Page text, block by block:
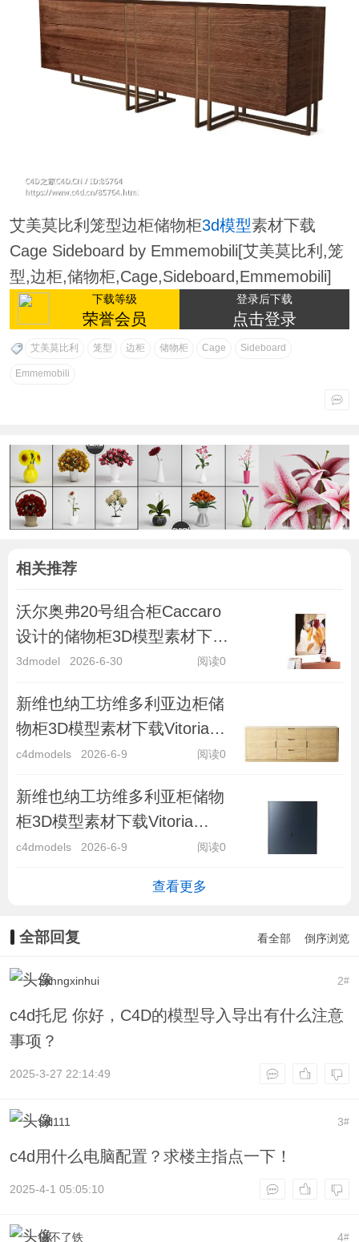
艾美莫比利笼型边柜储物柜3d模型素材下载
Cage Sideboard by Emmemobili[艾美莫比利,笼
型,边柜,储物柜,Cage,Sideboard,Emmemobili]
下载等级
荣誉会员
登录后下载
点击登录
艾美莫比利 笼型 边柜 储物柜 Cage Sideboard
Emmemobili
相关推荐
沃尔奥弗20号组合柜Caccaro
设计的储物柜3D模型素材下载
Wallover Cabinet
3dmodel 2026-6-30 阅读0
新维也纳工坊维多利亚边柜储
物柜3D模型素材下载Vitoria
Sideboard by Neue Wiener
c4dmodels 2026-6-9 阅读0
新维也纳工坊维多利亚柜储物
柜3D模型素材下载Vitoria
Cupboard by Neue Wiener
c4dmodels 2026-6-9 阅读0
查看更多
全部回复 看全部 倒序浏览
2#
zahngxinhui
c4d托尼 你好，C4D的模型导入导出有什么注意
事项？
2025-3-27 22:14:49
3#
sdl111
c4d用什么电脑配置？求楼主指点一下！
2025-4-1 05:05:10
4#
磁不了铁